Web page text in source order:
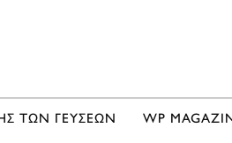
ΤΩΝ ΓΕΥΣΕΩΝ WP